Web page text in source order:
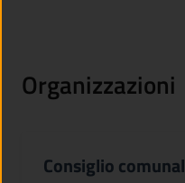
Organizzazioni
Consiglio